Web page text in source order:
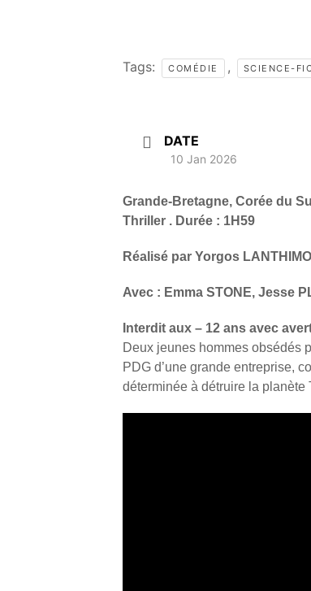
Tags: COMÉDIE , SCIENCE-
DATE
10 Jan 2026
Grande-Bretagne, Corée du
Thriller . Durée : 1H59
Réalisé par Yorgos
Avec : Emma STONE, Jesse
Interdit aux – 12 ans avec
Deux jeunes hommes obsédés
PDG d’une grande entreprise,
déterminée à détruire la planète